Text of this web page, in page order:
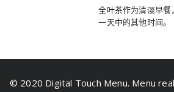
全叶茶作为清淡早餐
一天中的其他时间。
© 2020 Digital Touch Menu. Menu